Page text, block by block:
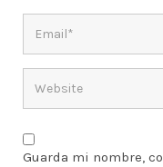
Guarda mi nombre,